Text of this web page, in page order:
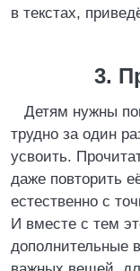
в текстах,
3.
Детям нужны
трудно за один
усвоить.
даже повторить
естественно с
И вместе с тем
дополнительные